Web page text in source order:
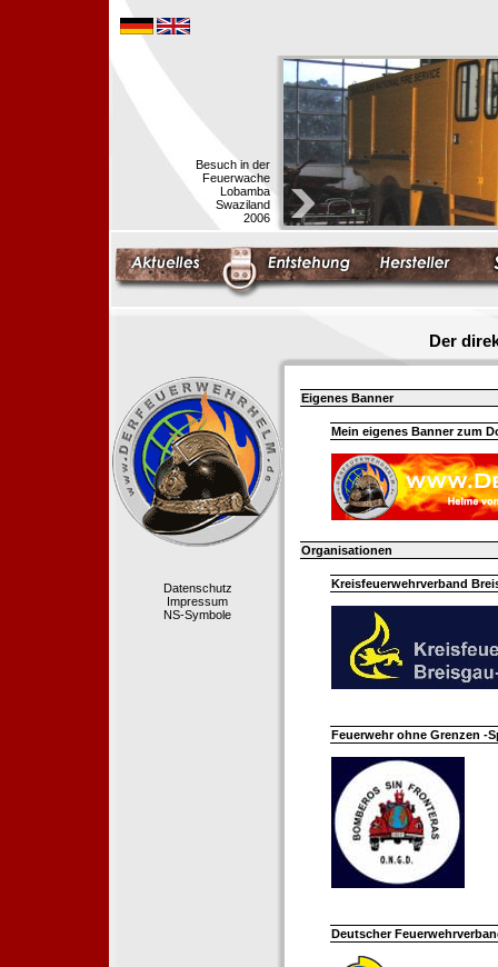
Besuch in der
Feuerwache
Lobamba
Swaziland
2006
Der
Datenschutz
Impressum
NS-Symbole
Eigenes Banner
Mein eigenes Banner zum
Organisationen
Kreisfeuerwehrverband
Feuerwehr ohne Grenzen -
Deutscher